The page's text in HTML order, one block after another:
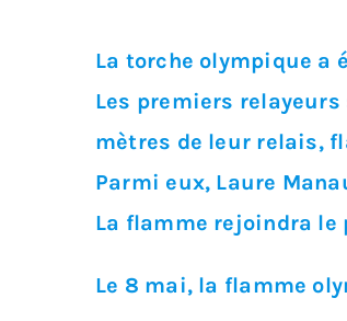
La torche olympique a
Les premiers
mètres de leur relais,
Parmi eux, Laure
La flamme rejoindra le
Le 8 mai, la flamme